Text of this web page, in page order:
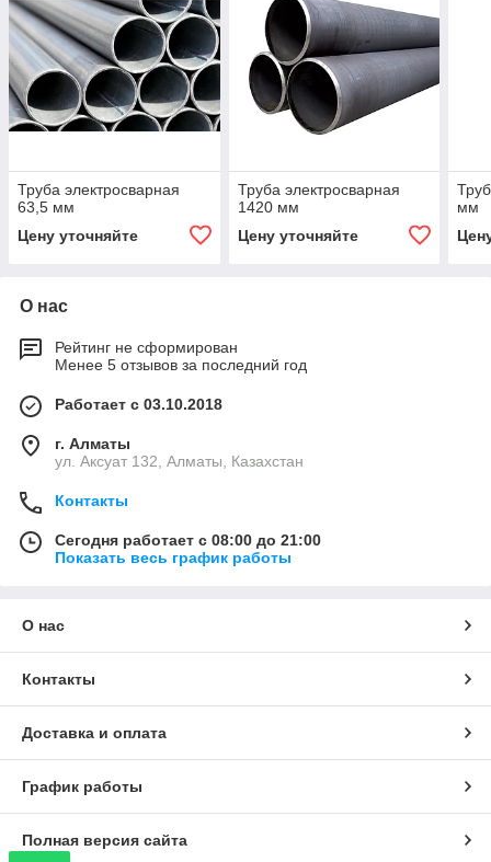
Труба электросварная
63,5 мм
Цену уточняйте
Труба электросварная
1420 мм
Цену уточняйте
мм
О нас
Рейтинг не сформирован
Менее 5 отзывов за последний год
Работает с 03.10.2018
г. Алматы
ул. Аксуат 132, Алматы, Казахстан
Контакты
Сегодня работает с 08:00 до 21:00
Показать весь график работы
О нас
Контакты
Доставка и оплата
График работы
Полная версия сайта